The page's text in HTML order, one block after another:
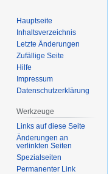
Hauptseite
Inhaltsverzeichnis
Letzte Änderungen
Zufällige Seite
Hilfe
Impressum
Datenschutzerklärung
Werkzeuge
Links auf diese Seite
Änderungen an
verlinkten Seiten
Spezialseiten
Permanenter Link